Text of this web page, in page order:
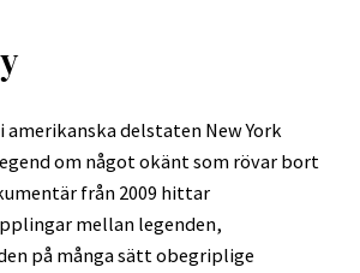
amerikanska delstaten New York
om något okänt som rövar bort
från 2009 hittar
mellan legenden,
på många sätt obegriplige